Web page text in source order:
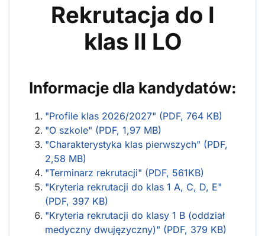
Rekrutacja do I
klas II LO
Informacje dla kandydatów:
"Profile klas 2026/2027" (PDF, 764 KB)
"O szkole" (PDF, 1,97 MB)
"Charakterystyka klas pierwszych" (PDF,
2,58 MB)
"Terminarz rekrutacji" (PDF, 561KB)
"Kryteria rekrutacji do klas 1 A, C, D, E"
(PDF, 397 KB)
"Kryteria rekrutacji do klasy 1 B (oddział
medyczny dwujęzyczny)" (PDF, 379 KB)